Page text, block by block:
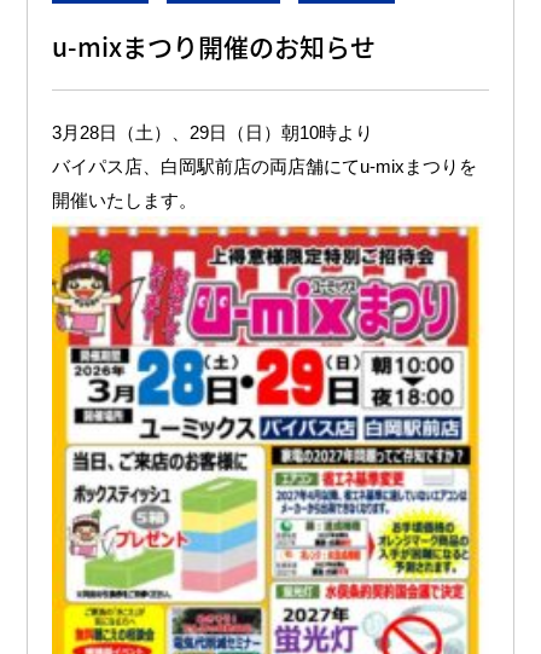
u-mixまつり開催のお知らせ
3月28日（土）、29日（日）朝10時より
バイパス店、白岡駅前店の両店舗にてu-mixまつりを
開催いたします。